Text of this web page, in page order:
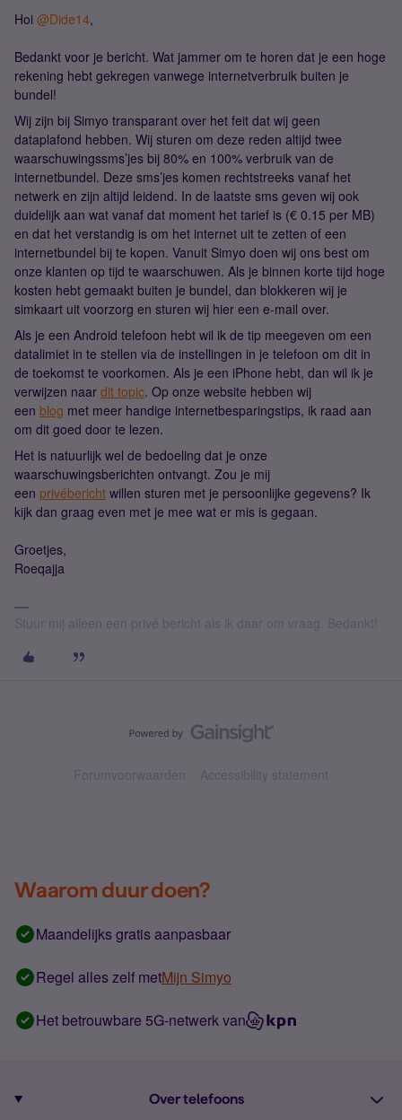
Hoi @Dide14,
Bedankt voor je bericht. Wat jammer om te horen dat je een hoge
rekening hebt gekregen vanwege internetverbruik buiten je
bundel!
Wij zijn bij Simyo transparant over het feit dat wij geen
dataplafond hebben. Wij sturen om deze reden altijd twee
waarschuwingssms’jes bij 80% en 100% verbruik van de
internetbundel. Deze sms’jes komen rechtstreeks vanaf het
netwerk en zijn altijd leidend. In de laatste sms geven wij ook
duidelijk aan wat vanaf dat moment het tarief is (€ 0.15 per MB)
en dat het verstandig is om het internet uit te zetten of een
internetbundel bij te kopen. Vanuit Simyo doen wij ons best om
onze klanten op tijd te waarschuwen. Als je binnen korte tijd hoge
kosten hebt gemaakt buiten je bundel, dan blokkeren wij je
simkaart uit voorzorg en sturen wij hier een e-mail over.
Als je een Android telefoon hebt wil ik de tip meegeven om een
datalimiet in te stellen via de instellingen in je telefoon om dit in
de toekomst te voorkomen. Als je een iPhone hebt, dan wil ik je
verwijzen naar dit topic. Op onze website hebben wij
een blog met meer handige internetbesparingstips, ik raad aan
om dit goed door te lezen.
Het is natuurlijk wel de bedoeling dat je onze
waarschuwingsberichten ontvangt. Zou je mij
een privébericht willen sturen met je persoonlijke gegevens? Ik
kijk dan graag even met je mee wat er mis is gegaan.
Groetjes,
Roeqajja
Stuur mij alleen een privé bericht als ik daar om vraag. Bedankt!
Forumvoorwaarden Accessibility statement
Waarom duur doen?
Maandelijks gratis aanpasbaar
Regel alles zelf metMijn Simyo
Het betrouwbare 5G-netwerk van
Over telefoons